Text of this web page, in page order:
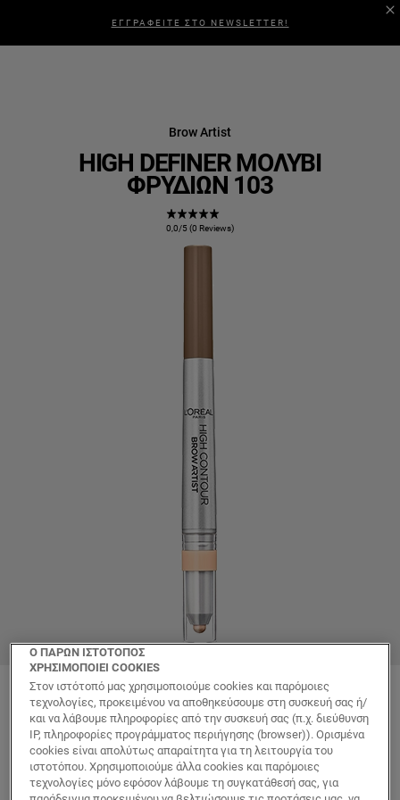
ΕΓΓΡΑΦΕΙΤΕ ΣΤΟ NEWSLETTER!
Brow Artist
HIGH DEFINER ΜΟΛΎΒΙ
ΦΡΥΔΙΏΝ 103
0,0/5 (0 Reviews)
ColorΜολύβι Φρυδιών 103
Ο ΠΑΡΩΝ ΙΣΤΟΤΟΠΟΣ
ΧΡΗΣΙΜΟΠΟΙΕΙ COOKIES
Στον ιστότοπό μας χρησιμοποιούμε cookies και παρόμοιες
τεχνολογίες, προκειμένου να αποθηκεύσουμε στη συσκευή σας ή/
και να λάβουμε πληροφορίες από την συσκευή σας (π.χ. διεύθυνση
IP, πληροφορίες προγράμματος περιήγησης (browser)). Ορισμένα
cookies είναι απολύτως απαραίτητα για τη λειτουργία του
ιστοτόπου. Χρησιμοποιούμε άλλα cookies και παρόμοιες
τεχνολογίες μόνο εφόσον λάβουμε τη συγκατάθεσή σας, για